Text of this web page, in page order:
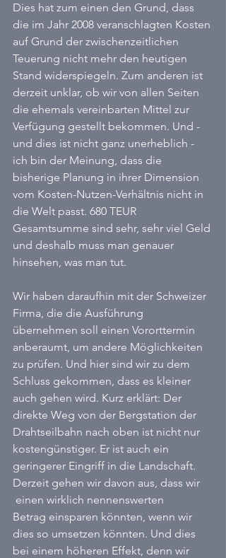
Dies hat zum einen den Grund, dass
die im Jahr 2008 veranschlagten Kosten
auf Grund der zwischenzeitlichen
Teuerung nicht mehr den heutigen
Stand widerspiegeln. Zum anderen ist
derzeit unklar, ob wir von allen Seiten
die ehemals vereinbarten Mittel zur
Verfügung gestellt bekommen. Und -
und dies ist nicht ganz unerheblich -
ich bin der Meinung, dass die
bisherige Planung in ihrer Dimension
vom Kosten-Nutzen-Verhältnis nicht in
die Welt passt. 680 TEUR
Gesamtsumme sind sehr, sehr viel Geld
und deshalb muss man genauer
hinsehen, was man tut.
Wir haben daraufhin mit der Schweizer
Firma, die die Ausführung
übernehmen soll einen Vororttermin
anberaumt, um andere Möglichkeiten
zu prüfen. Und hier sind wir zu dem
Schluss gekommen, dass es kleiner
auch gehen wird. Kurz erklärt: Der
direkte Weg von der Bergstation der
Drahtseilbahn nach oben ist nicht nur
kostengünstiger. Er ist auch ein
geringerer Eingriff in die Landschaft.
Derzeit gehen wir davon aus, dass wir
einen wirklich nennenswerten
Betrag einsparen könnten, wenn wir
dies so umsetzen könnten. Und dies
bei einem höheren Effekt, denn wir